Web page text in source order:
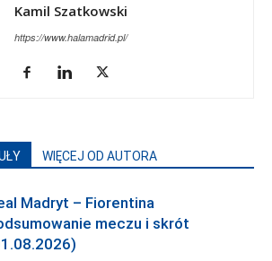
Kamil Szatkowski
https://www.halamadrid.pl/
WIĘCEJ OD AUTORA
Madryt – Fiorentina
meczu i skrót